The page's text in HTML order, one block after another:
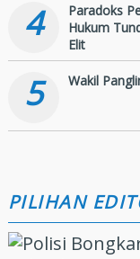
4
Paradoks
Hukum
Elit
5 Wakil
PILIHAN